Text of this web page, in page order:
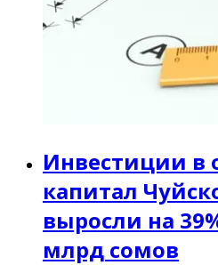
Инвестиции в
капитал
выросли на
млрд сомов